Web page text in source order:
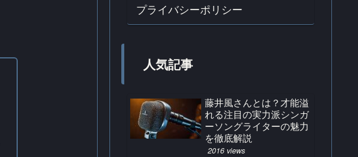
プライバシーポリシー
人気記事
藤井風さんとは？才能溢
れる注目の実力派シンガ
ーソングライターの魅力
を徹底解説
2016 views